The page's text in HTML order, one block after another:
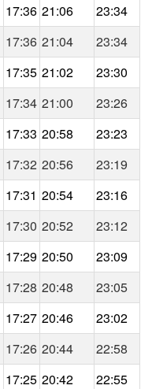
17:36 21:06
23:34
17:36 21:04
23:34
17:35 21:02
23:30
17:34 21:00
23:26
17:33 20:58
23:23
17:32 20:56
23:19
17:31 20:54
23:16
17:30 20:52
23:12
17:29 20:50
23:09
17:28 20:48
23:05
17:27 20:46
23:02
17:26 20:44
22:58
17:25 20:42
22:55